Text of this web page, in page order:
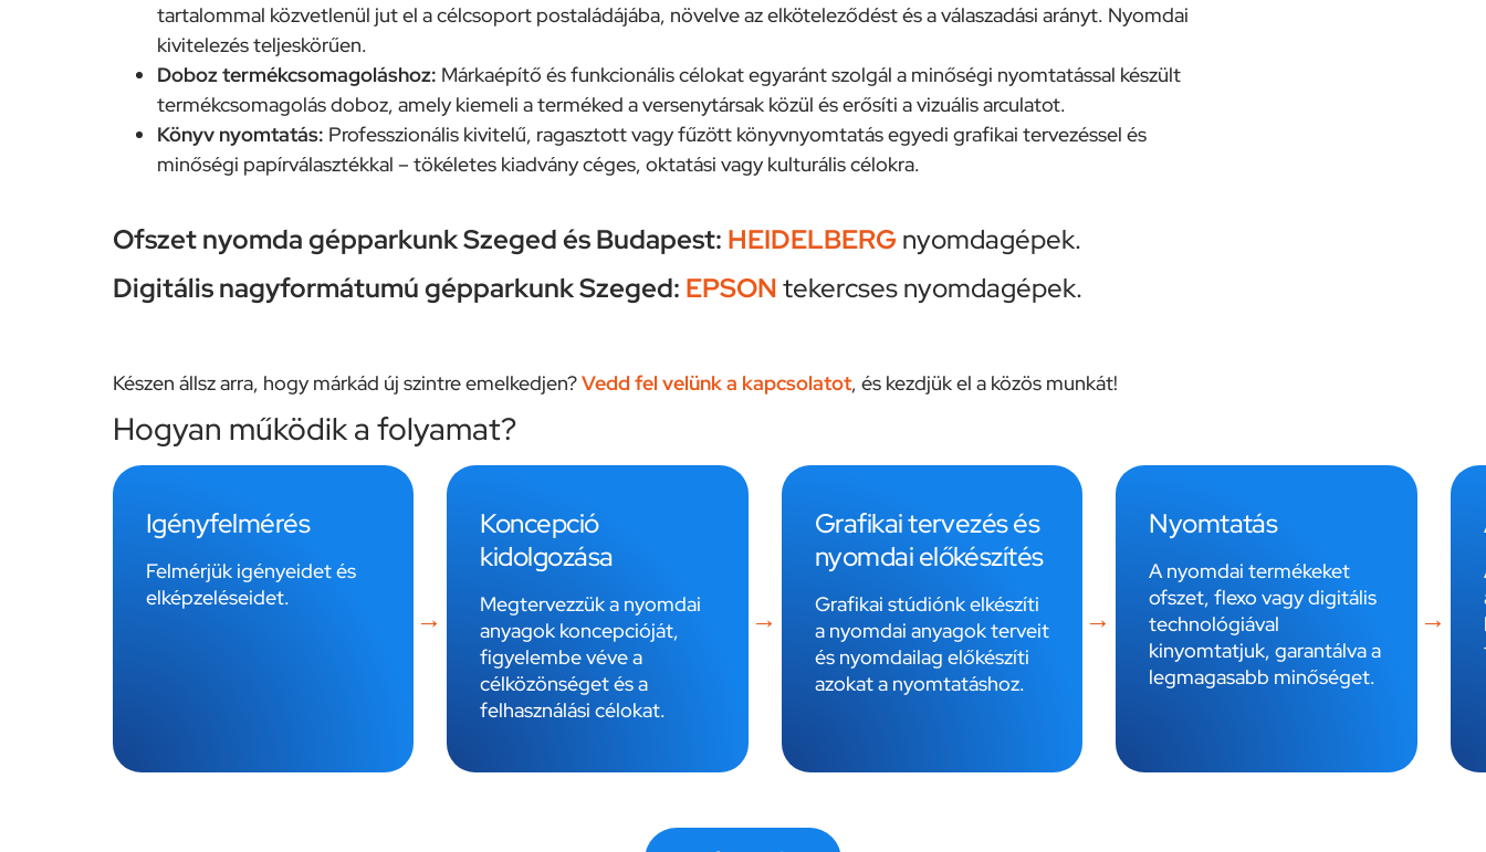
tartalommal közvetlenül jut el a célcsoport postaládájába, növelve az elköteleződést és a válaszadási arányt. Nyomdai
kivitelezés teljeskörűen.
Doboz termékcsomagoláshoz: Márkaépítő és funkcionális célokat egyaránt szolgál a minőségi nyomtatással készült
termékcsomagolás doboz, amely kiemeli a terméked a versenytársak közül és erősíti a vizuális arculatot.
Könyv nyomtatás: Professzionális kivitelű, ragasztott vagy fűzött könyvnyomtatás egyedi grafikai tervezéssel és
minőségi papírválasztékkal – tökéletes kiadvány céges, oktatási vagy kulturális célokra.
Ofszet nyomda gépparkunk Szeged és Budapest: HEIDELBERGnyomdagépek.
Digitális nagyformátumú gépparkunk Szeged: EPSONtekercses nyomdagépek.
Készen állsz arra, hogy márkád új szintre emelkedjen?Vedd fel velünk a kapcsolatot, és kezdjük el a közös munkát!
Hogyan működik a folyamat?
Igényfelmérés
Felmérjük igényeidet és
elképzeléseidet.
Koncepció
kidolgozása
Megtervezzük a nyomdai
anyagok koncepcióját,
figyelembe véve a
célközönséget és a
felhasználási célokat.
Grafikai tervezés és
nyomdai előkészítés
Grafikai stúdiónk elkészíti
a nyomdai anyagok terveit
és nyomdailag előkészíti
azokat a nyomtatáshoz.
Nyomtatás
A nyomdai termékeket
ofszet, flexo vagy digitális
technológiával
kinyomtatjuk, garantálva a
legmagasabb minőséget.